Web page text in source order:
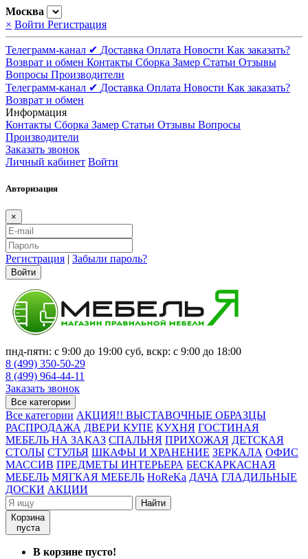
Москва
× Войти Регистрация
Телеграмм-канал ✔ Доставка Оплата Новости Как заказать?
Возврат и обмен Контакты Сборка Замер Статьи Отзывы
Вопросы Производители
Телеграмм-канал ✔ Доставка Оплата Новости Как заказать?
Возврат и обмен
Информация
Контакты Сборка Замер Статьи Отзывы Вопросы
Производители
Заказать звонок
Личный кабинет Войти
Авторизация
×
Регистрация | Забыли пароль?
Войти
пнд-пятн: с 9:00 до 19:00 суб, вскр: с 9:00 до 18:00
8 (499) 350-50-29
8 (499) 964-44-11
Заказать звонок
Все категории
Все категории АКЦИЯ!! ВЫСТАВОЧНЫЕ ОБРАЗЦЫ
РАСПРОДАЖА ДВЕРИ КУПЕ КУХНЯ ГОСТИНАЯ
МЕБЕЛЬ НА ЗАКАЗ СПАЛЬНЯ ПРИХОЖАЯ ДЕТСКАЯ
СТОЛЫ СТУЛЬЯ ШКАФЫ И ХРАНЕНИЕ ЗЕРКАЛА ОФИС
МАССИВ ПРЕДМЕТЫ ИНТЕРЬЕРА БЕСКАРКАСНАЯ
МЕБЕЛЬ МЯГКАЯ МЕБЕЛЬ HoReKa ДАЧА ГЛАДИЛЬНЫЕ
ДОСКИ АКЦИИ
Найти
Корзина
пуста
В корзине пусто!